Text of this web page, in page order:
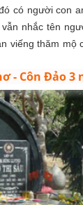
có người con
nhắc tên
viếng thăm
- Côn Đảo 3